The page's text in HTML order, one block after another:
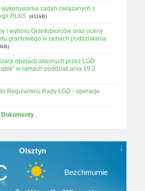
zadań związanych z
RLKS (411kB)
i wyboru Grantobiorców oraz oceny
grantowego w ramach poddziałania
operacji własnych przez LGD
w ramach poddziaŁania 19.2
Regulaminu Rady LGD - operacje
Olsztyn
Bezchmurnie